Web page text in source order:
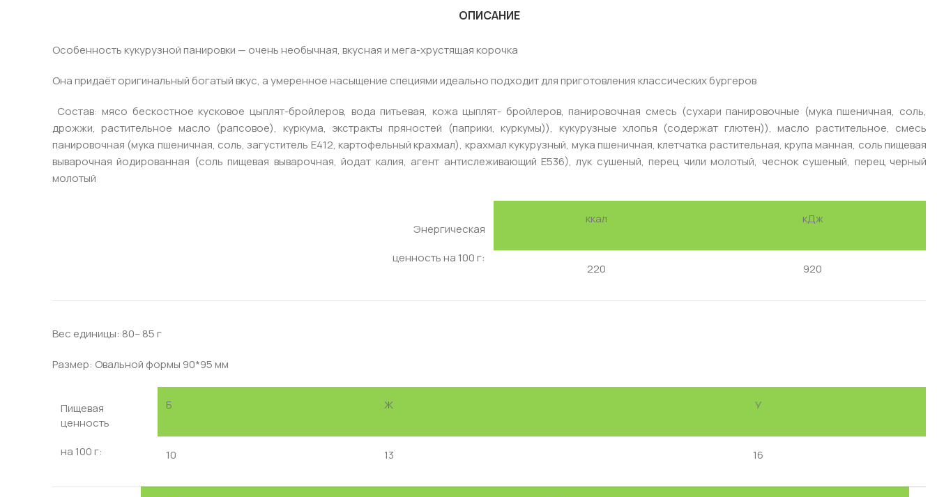
ОПИСАНИЕ
Особенность кукурузной панировки — очень необычная, вкусная и мега-хрустящая корочка
Она придаёт оригинальный богатый вкус, а умеренное насыщение специями идеально подходит для приготовления классических бургеров
Состав: мясо бескостное кусковое цыплят-бройлеров, вода питьевая, кожа цыплят- бройлеров, панировочная смесь (сухари панировочные (мука пшеничная, соль,
дрожжи, растительное масло (рапсовое), куркума, экстракты пряностей (паприки, куркумы)), кукурузные хлопья (содержат глютен)), масло растительное, смесь
панировочная (мука пшеничная, соль, загуститель Е412, картофельный крахмал), крахмал кукурузный, мука пшеничная, клетчатка растительная, крупа манная, соль пищевая
выварочная йодированная (соль пищевая выварочная, йодат калия, агент антислеживающий Е536), лук сушеный, перец чили молотый, чеснок сушеный, перец черный
молотый
Энергическая
ценность на 100 г:
ккал кДж
220 920
Вес единицы: 80– 85 г
Размер: Овальной формы 90*95 мм
Пищевая
ценность
на 100 г:
Б Ж У
10 13 16